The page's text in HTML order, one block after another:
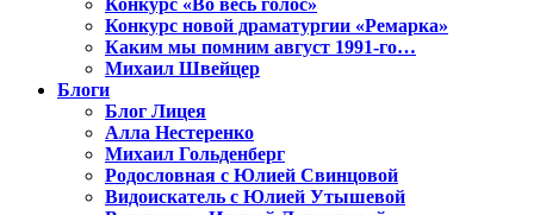
Конкурс «Во весь голос»
Конкурс новой драматургии «Ремарка»
Каким мы помним август 1991-го…
Михаил Швейцер
Блоги
Блог Лицея
Алла Нестеренко
Михаил Гольденберг
Родословная с Юлией Свинцовой
Видоискатель с Юлией Утышевой